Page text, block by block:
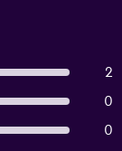
2
0
0